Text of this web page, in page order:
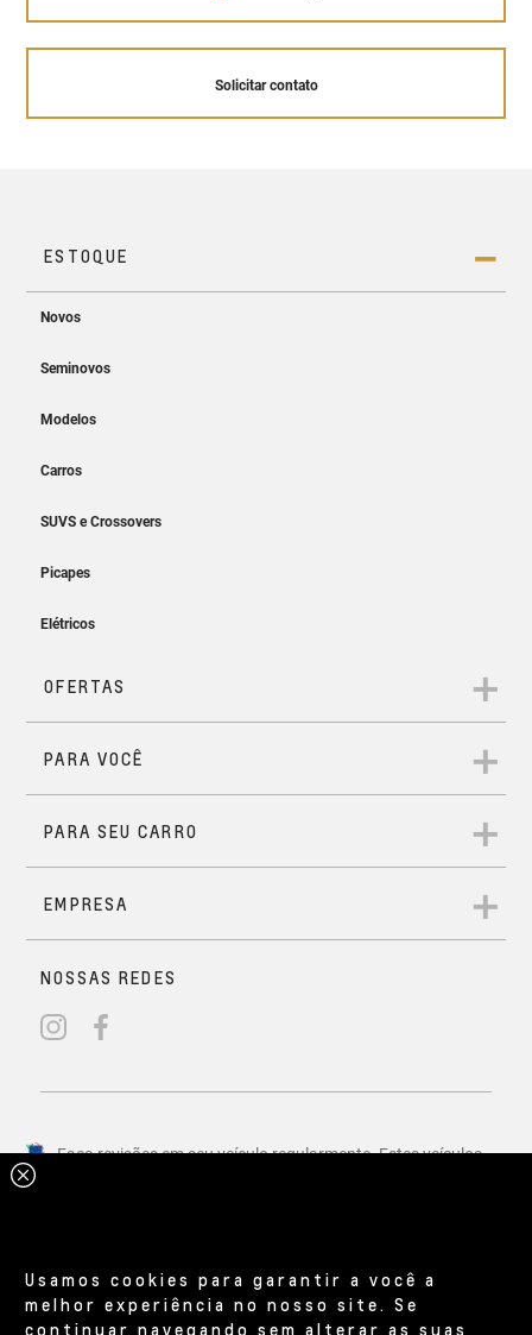
Solicitar contato
Usamos cookies para garantir a você a
melhor experiência no nosso site. Se
continuar navegando sem alterar as suas